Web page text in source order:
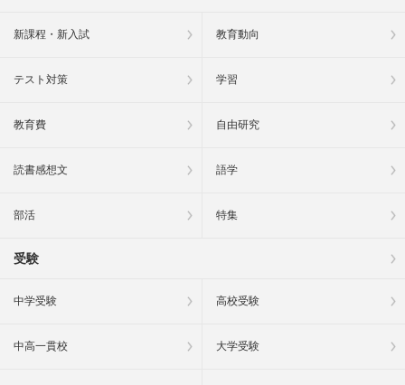
新課程・新入試 教育動向
テスト対策 学習
教育費 自由研究
読書感想文 語学
部活 特集
受験
中学受験 高校受験
中高一貫校 大学受験